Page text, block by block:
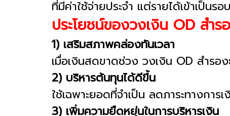
ที่มีค่าใช้จ่ายประจำ แต่รายได้เข้าเป็นรอบ
ประโยชน์ของวงเงิน OD สำร
1) เสริมสภาพคล่องทันเวลา
เมื่อเงินสดขาดช่วง วงเงิน OD สำรอ
2) บริหารต้นทุนได้ดีขึ้น
ใช้เฉพาะยอดที่จำเป็น ลดภาระทางการเ
3) เพิ่มความยืดหยุ่นในการบริหารเงิน